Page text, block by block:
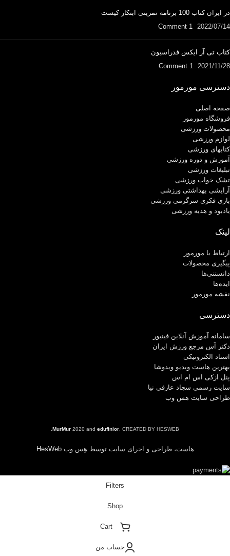
در ایران کتاب 100 برنامه تمرینی ابتکار کیست
2022/07/14
1 Comment
کتاب تی آر ایکس فدراسیون
2021/11/28
1 Comment
دسترسی مورمور
صفحه اصلی
فروشگاه مورمور
محصولات ورزشی
لوازم ورزشی
کتابهای ورزشی
آموزش و دوره ورزشی
تبلیغات ورزشی
تشک خواب ورزشی
آرایشی بهداشتی ورزشی
بازی فکری سرگرمی ورزشی
یادبود و هدیه ورزشی
لینک
ارتباط با مورمور
پیگیری محصولات
دانستنی‌ها
ایده‌ها
نقشه مورمور
دسترسی
سامانه آموزش آنلاین فینیور
دکتر آس مرجع ورزش ایران
اسناد الکترونیکی
بهترین هاست ویدیو ویدوشا
پنل ازکی اس ام اس
سایت رسمی سجاد عارفی نیا
طراحی سایت هس وب
MurMur 2020 and edufinior. CREATED BY HESWEB.
هاست، طراحی و اجرای سایت توسط هِس وبHesWeb
Filters
Shop
Cart
حساب من